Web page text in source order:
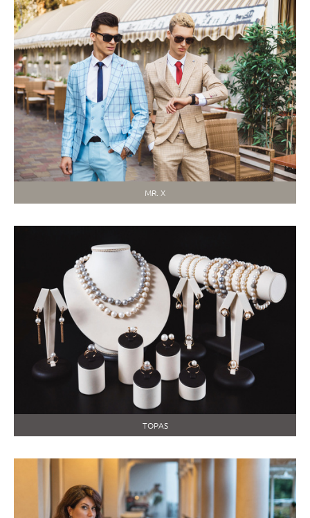
MR. X
TOPAS